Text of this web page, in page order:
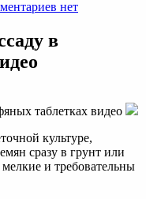
записи
в
получаются
ура!
нет
в
культуре,
сразу в грунт или
и требовательны